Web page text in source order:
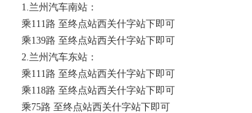
1.兰州汽车南站：
乘111路 至终点站西关什字站下即可
乘139路 至终点站西关什字站下即可
2.兰州汽车东站：
乘111路 至终点站西关什字站下即可
乘118路 至终点站西关什字站下即可
乘75路 至终点站西关什字站下即可